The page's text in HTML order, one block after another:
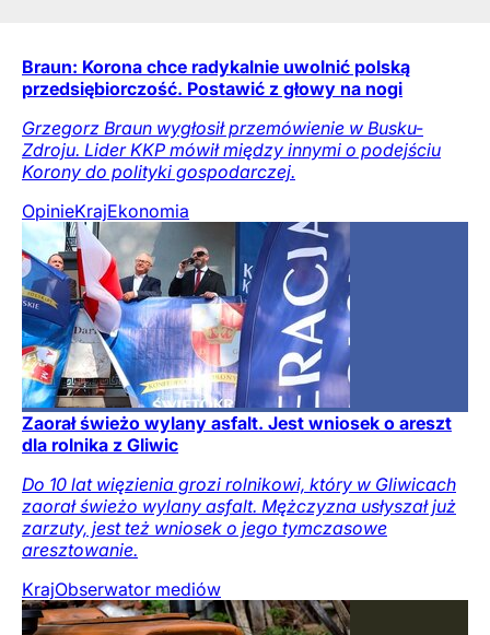
Braun: Korona chce radykalnie uwolnić polską
przedsiębiorczość. Postawić z głowy na nogi
Grzegorz Braun wygłosił przemówienie w Busku-
Zdroju. Lider KKP mówił między innymi o podejściu
Korony do polityki gospodarczej.
OpinieKrajEkonomia
Zaorał świeżo wylany asfalt. Jest wniosek o areszt
dla rolnika z Gliwic
Do 10 lat więzienia grozi rolnikowi, który w Gliwicach
zaorał świeżo wylany asfalt. Mężczyzna usłyszał już
zarzuty, jest też wniosek o jego tymczasowe
aresztowanie.
KrajObserwator mediów